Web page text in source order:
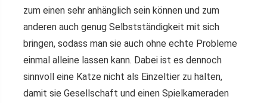
zum einen sehr anhänglich sein können und zum
anderen auch genug Selbstständigkeit mit sich
bringen, sodass man sie auch ohne echte Probleme
einmal alleine lassen kann. Dabei ist es dennoch
sinnvoll eine Katze nicht als Einzeltier zu halten,
damit sie Gesellschaft und einen Spielkameraden